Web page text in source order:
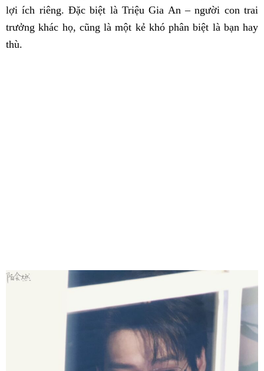
lợi ích riêng. Đặc biệt là Triệu Gia An – người con trai
trưởng khác họ, cũng là một kẻ khó phân biệt là bạn hay
thù.